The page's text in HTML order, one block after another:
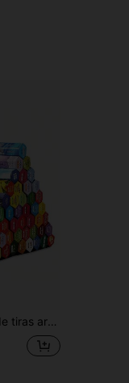
grande, perfecto para yoga, meditación, limpieza de energía negativa y decoración del hogar (tiempo de quemado aproximado de 30-40 minutos)